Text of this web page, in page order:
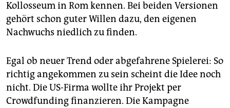
Kollosseum in Rom kennen. Bei beiden Versionen
gehört schon guter Willen dazu, den eigenen
Nachwuchs niedlich zu finden.
Egal ob neuer Trend oder abgefahrene Spielerei: So
richtig angekommen zu sein scheint die Idee noch
nicht. Die US-Firma wollte ihr Projekt per
Crowdfunding finanzieren. Die Kampagne